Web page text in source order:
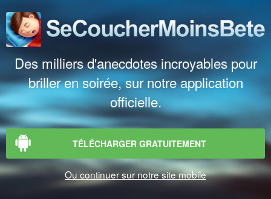
Des milliers d'anecdotes incroyables pour
briller en soirée, sur notre application
officielle.
TÉLÉCHARGER GRATUITEMENT
Ou continuer sur notre site mobile